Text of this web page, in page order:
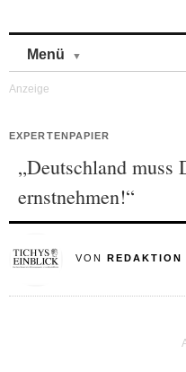
Menü
EXPERTENPAPIER
„Deutschland
ernstnehmen!“
VON REDAKTION